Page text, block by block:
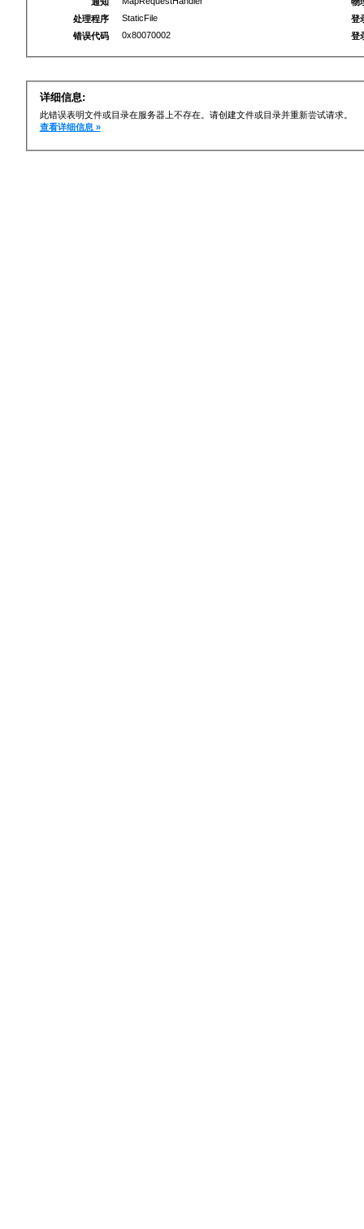
处理程序
StaticFile
错误代码
0x80070002
登
登
详细信息:
此错误表明文件或目录在服务器上不存在。请创建文件或目录并重新尝试请求。
查看详细信息 »